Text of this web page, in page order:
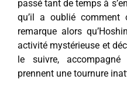
passé tant de temps à
qu’il a oublié comment
remarque alors
activité mystérieuse et
le suivre,
prennent une tournure